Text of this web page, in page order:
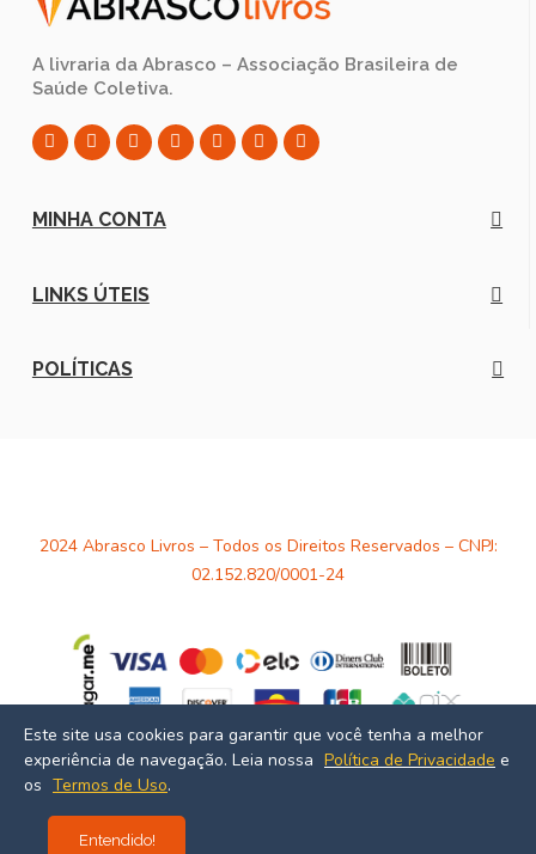
A livraria da Abrasco – Associação Brasileira de
Saúde Coletiva.
MINHA CONTA
LINKS ÚTEIS
POLÍTICAS
2024 Abrasco Livros – Todos os Direitos Reservados – CNPJ:
02.152.820/0001-24
Desenvolvido por
Este site usa cookies para garantir que você tenha a melhor
experiência de navegação. Leia nossa Política de Privacidade e
os Termos de Uso.
Entendido!